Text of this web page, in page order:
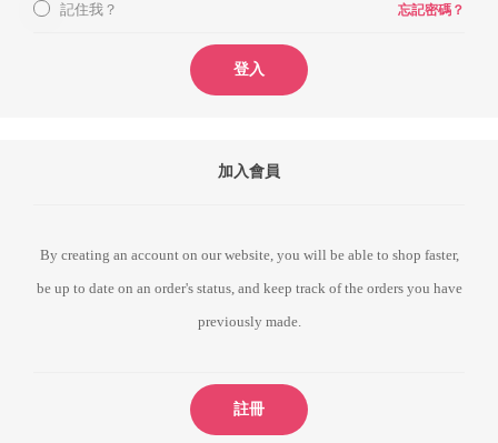
記住我？ 忘記密碼？
登入
加入會員
By creating an account on our website, you will be able to shop faster,
be up to date on an order's status, and keep track of the orders you have
previously made.
註冊